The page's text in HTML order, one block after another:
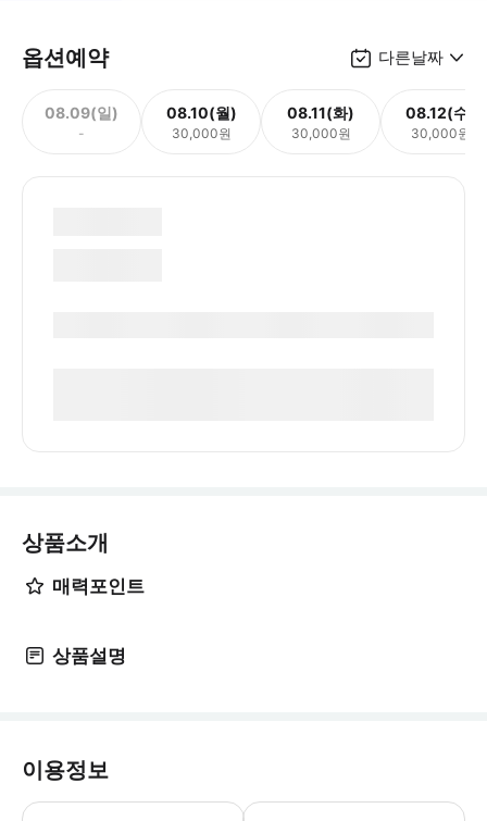
옵션예약 다른날짜
08.09(일)
-
08.10(월)
30,000원
08.11(화)
30,000원
08.12(수)
30,000원
상품소개
매력포인트
상품설명
이용정보
오후 6시 30분 투어 시작입니다. 5분